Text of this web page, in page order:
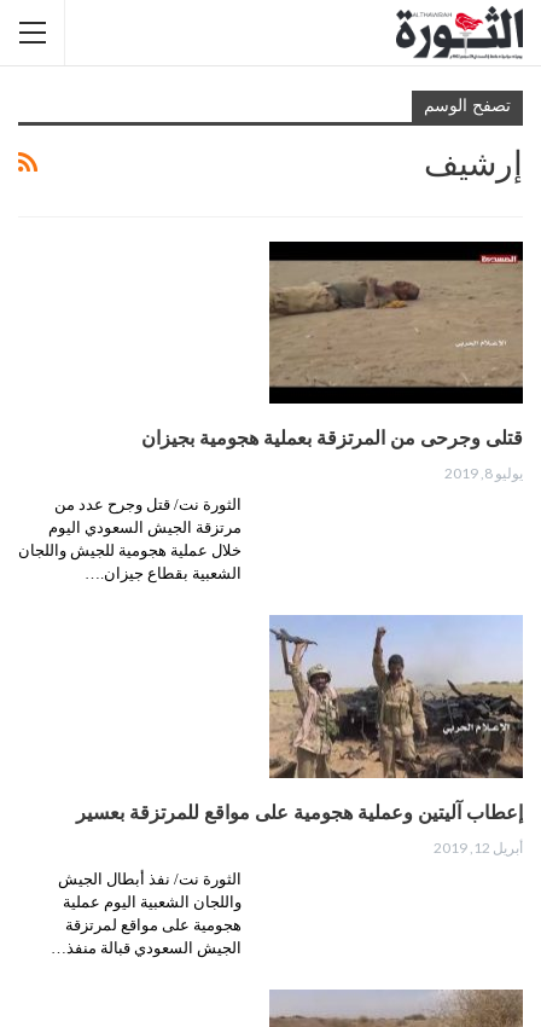
تصفح الوسم
إرشيف
قتلى وجرحى من المرتزقة بعملية هجومية بجيزان
يوليو 8, 2019
الثورة نت/ قتل وجرح عدد من
مرتزقة الجيش السعودي اليوم
خلال عملية هجومية للجيش واللجان
الشعبية بقطاع جيزان.…
إعطاب آليتين وعملية هجومية على مواقع للمرتزقة بعسير
أبريل 12, 2019
الثورة نت/ نفذ أبطال الجيش
واللجان الشعبية اليوم عملية
هجومية على مواقع لمرتزقة
الجيش السعودي قبالة منفذ…